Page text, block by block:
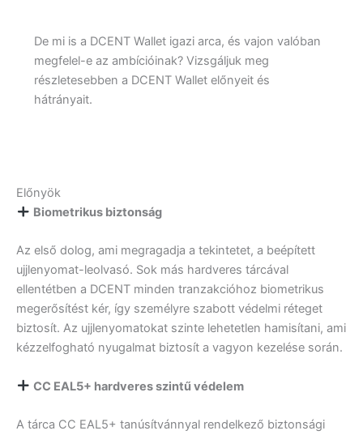
De mi is a DCENT Wallet igazi arca, és vajon valóban
megfelel-e az ambícióinak? Vizsgáljuk meg
részletesebben a DCENT Wallet előnyeit és
hátrányait.
Előnyök
Biometrikus biztonság
Az első dolog, ami megragadja a tekintetet, a beépített
ujjlenyomat-leolvasó. Sok más hardveres tárcával
ellentétben a DCENT minden tranzakcióhoz biometrikus
megerősítést kér, így személyre szabott védelmi réteget
biztosít. Az ujjlenyomatokat szinte lehetetlen hamisítani, ami
kézzelfogható nyugalmat biztosít a vagyon kezelése során.
CC EAL5+ hardveres szintű védelem
A tárca CC EAL5+ tanúsítvánnyal rendelkező biztonsági